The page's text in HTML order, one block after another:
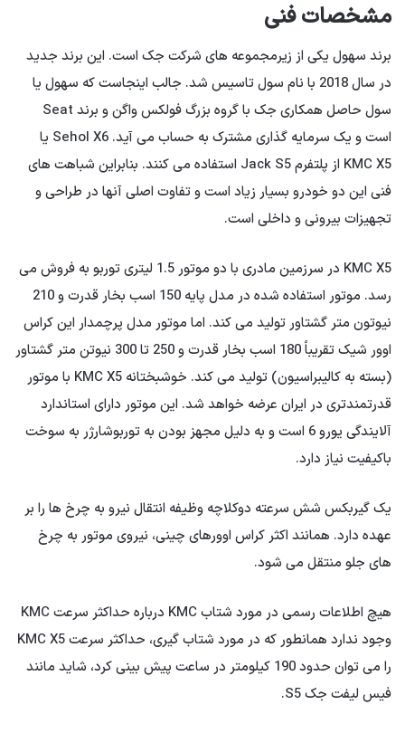
مشخصات فنی
برند سهول یکی از زیرمجموعه های شرکت جک است. این برند جدید
در سال 2018 با نام سول تاسیس شد. جالب اینجاست که سهول یا
سول حاصل همکاری جک با گروه بزرگ فولکس واگن و برند Seat
است و یک سرمایه گذاری مشترک به حساب می آید. Sehol X6 یا
KMC X5 از پلتفرم Jack S5 استفاده می کنند. بنابراین شباهت های
فنی این دو خودرو بسیار زیاد است و تفاوت اصلی آنها در طراحی و
تجهیزات بیرونی و داخلی است.
KMC X5 در سرزمین مادری با دو موتور 1.5 لیتری توربو به فروش می
رسد. موتور استفاده شده در مدل پایه 150 اسب بخار قدرت و 210
نیوتون متر گشتاور تولید می کند. اما موتور مدل پرچمدار این کراس
اوور شیک تقریباً 180 اسب بخار قدرت و 250 تا 300 نیوتن متر گشتاور
(بسته به کالیبراسیون) تولید می کند. خوشبختانه KMC X5 با موتور
قدرتمندتری در ایران عرضه خواهد شد. این موتور دارای استاندارد
آلایندگی یورو 6 است و به دلیل مجهز بودن به توربوشارژر به سوخت
باکیفیت نیاز دارد.
یک گیربکس شش سرعته دوکلاچه وظیفه انتقال نیرو به چرخ ها را بر
عهده دارد. همانند اکثر کراس اوورهای چینی، نیروی موتور به چرخ
های جلو منتقل می شود.
هیچ اطلاعات رسمی در مورد شتاب KMC درباره حداکثر سرعت KMC
وجود ندارد همانطور که در مورد شتاب گیری، حداکثر سرعت KMC X5
را می توان حدود 190 کیلومتر در ساعت پیش بینی کرد، شاید مانند
فیس لیفت جک S5.